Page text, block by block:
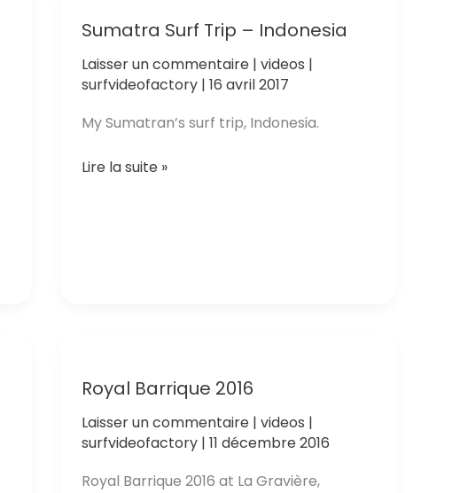
Sumatra Surf Trip – Indonesia
Laisser un commentaire |videos |
surfvideofactory |16 avril 2017
My Sumatran’s surf trip, Indonesia.
Sumatra
Lire la suite »
Royal Barrique 2016
Laisser un commentaire |videos |
surfvideofactory |11 décembre 2016
Royal Barrique 2016 at La Gravière,